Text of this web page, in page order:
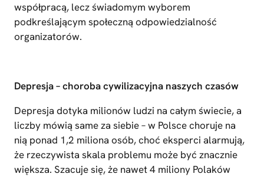
współpracą, lecz świadomym wyborem
podkreślającym społeczną odpowiedzialność
organizatorów.
Depresja – choroba cywilizacyjna naszych czasów
Depresja dotyka milionów ludzi na całym świecie, a
liczby mówią same za siebie – w Polsce choruje na
nią ponad 1,2 miliona osób, choć eksperci alarmują,
że rzeczywista skala problemu może być znacznie
większa. Szacuje się, że nawet 4 miliony Polaków